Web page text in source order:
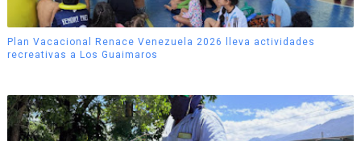
Plan Vacacional Renace Venezuela 2026 lleva actividades
recreativas a Los Guaimaros